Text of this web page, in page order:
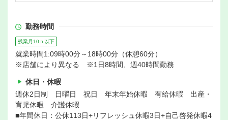
勤務時間
残業月10ｈ以下
就業時間1:09時00分～18時00分（休憩60分）
※店舗により異なる ※1日8時間、週40時間勤務
休日・休暇
週休2日制 日曜日 祝日 年末年始休暇 有給休暇 出産・
育児休暇 介護休暇
■年間休日：公休113日+リフレッシュ休暇3日+自己啓発休暇4